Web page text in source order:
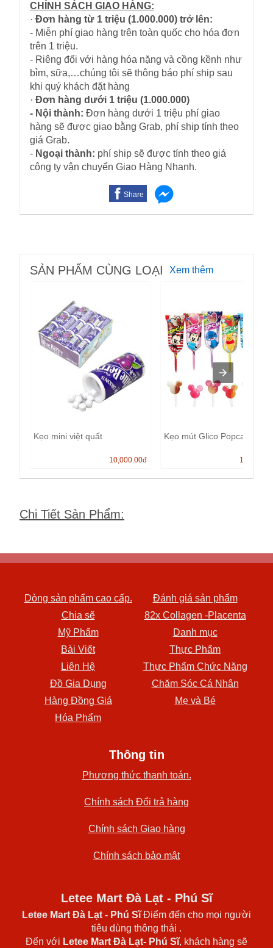
CHÍNH SÁCH GIAO HÀNG:
· Đơn hàng từ 1 triệu (1.000.000) trở lên:
- Miễn phí giao hàng trên toàn quốc cho hóa đơn
trên 1 triệu.
- Riêng đối với hàng hóa nặng và cồng kềnh như
bỉm, sữa,…chúng tôi sẽ thông báo phí ship sau
khi quý khách đặt hàng
· Đơn hàng dưới 1 triệu (1.000.000)
- Nội thành: Đơn hàng dưới 1 triệu phí giao
hàng sẽ được giao bằng Grab, phí ship tính theo
giá Grab.
- Ngoại thành: phí ship sẽ được tính theo giá
công ty vận chuyển Giao Hàng Nhanh.
Share
SẢN PHẨM CÙNG LOẠI Xem thêm
Kẹo mini việt quất
10,000.00đ
Kẹo mút Glico Popcan
13,000.00
Chi Tiết Sản Phẩm:
Dòng sản phẩm cao cấp.
Đánh giá sản phẩm
Chia sẽ
82x Collagen -Placenta
Mỹ Phẩm
Danh mục
Bài Viết
Thực Phẩm
Liên Hệ
Thực Phẩm Chức Năng
Đồ Gia Dụng
Chăm Sóc Cá Nhân
Hàng Đồng Giá
Mẹ và Bé
Hóa Phẩm
Thông tin
Phương thức thanh toán.
Chính sách Đổi trả hàng
Chính sách Giao hàng
Chính sách bảo mật
Letee Mart Đà Lạt - Phú Sĩ
Letee Mart Đà Lạt - Phú SĩĐiểm đến cho mọi người
tiêu dùng thông thái .
Đến với Letee Mart Đà Lạt- Phú Sĩ, khách hàng sẽ